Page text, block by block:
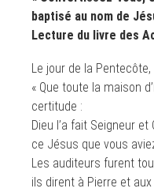
baptisé au nom de
Lecture du livre des
Le jour de la
« Que toute la maison
certitude :
Dieu l’a fait Seigneur et
ce Jésus que vous
Les auditeurs furent
ils dirent à Pierre et